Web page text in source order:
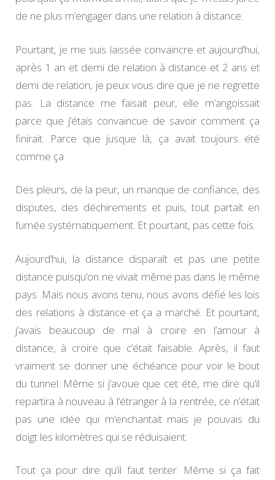
de ne plus m’engager dans une relation à distance.
Pourtant, je me suis laissée convaincre et aujourd’hui,
après 1 an et demi de relation à distance et 2 ans et
demi de relation, je peux vous dire que je ne regrette
pas. La distance me faisait peur, elle m’angoissait
parce que j’étais convaincue de savoir comment ça
finirait. Parce que jusque là, ça avait toujours été
comme ça.
Des pleurs, de la peur, un manque de confiance, des
disputes, des déchirements et puis, tout partait en
fumée systématiquement. Et pourtant, pas cette fois.
Aujourd’hui, la distance disparaît et pas une petite
distance puisqu’on ne vivait même pas dans le même
pays. Mais nous avons tenu, nous avons défié les lois
des relations à distance et ça a marché. Et pourtant,
j’avais beaucoup de mal à croire en l’amour à
distance, à croire que c’était faisable. Après, il faut
vraiment se donner une échéance pour voir le bout
du tunnel. Même si j’avoue que cet été, me dire qu’il
repartira à nouveau à l’étranger à la rentrée, ce n’était
pas une idée qui m’enchantait mais je pouvais du
doigt les kilomètres qui se réduisaient.
Tout ça pour dire qu’il faut tenter. Même si ça fait